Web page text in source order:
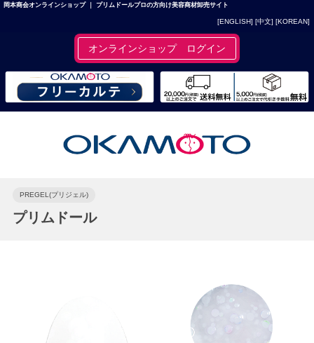
岡本商会オンラインショップ ｜ プリムドールプロの方向け美容商材卸売サイト
[ENGLISH] [中文] [KOREAN]
オンラインショップ ログイン
PREGEL(プリジェル)
プリムドール